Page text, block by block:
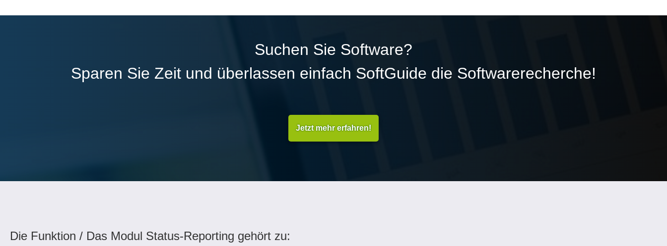
Suchen Sie Software?
Sparen Sie Zeit und überlassen einfach SoftGuide die Softwarerecherche!
Jetzt mehr erfahren!
Die Funktion / Das Modul Status-Reporting gehört zu: